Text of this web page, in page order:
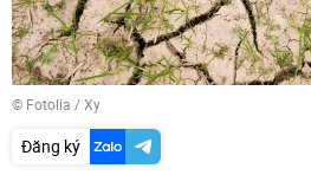
© Fotolia / Xy
Đăng ký